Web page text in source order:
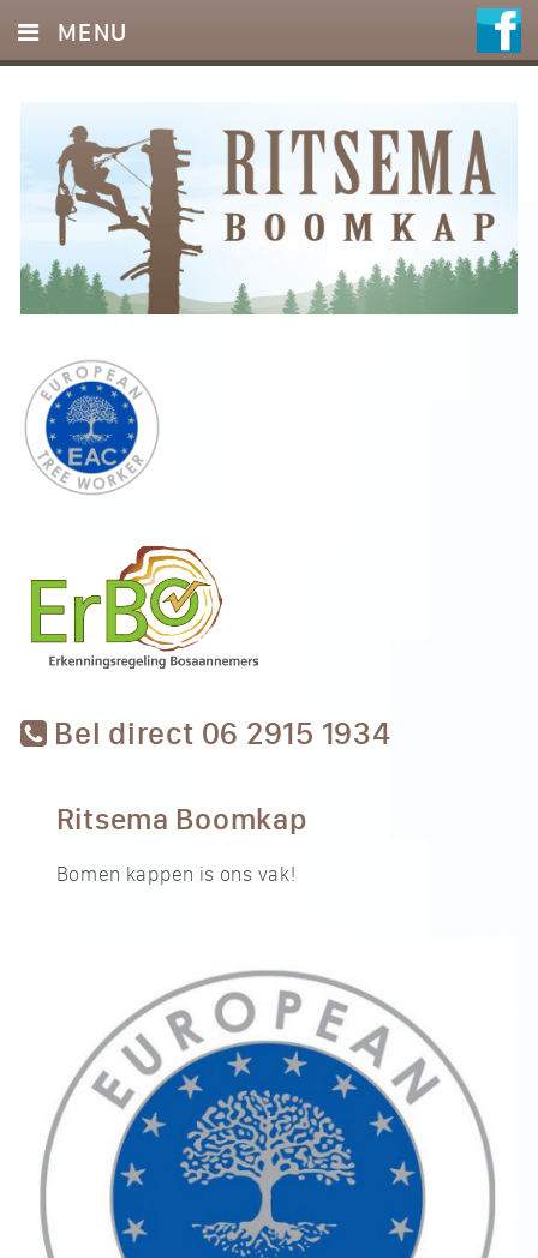
Bel direct 06 2915 1934
MENU
DIENSTEN
FOTO’S
REFERENTIES
OFFERTE
CONTACT
Ritsema Boomkap
Bomen kappen is ons vak!